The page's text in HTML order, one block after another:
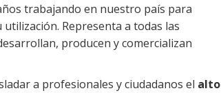
trabajando en nuestro país para
utilización. Representa a todas las
producen y comercializan
a profesionales y ciudadanos el alto